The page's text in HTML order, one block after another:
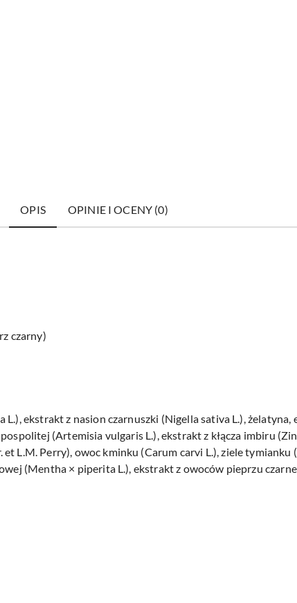
OPIS OPINIE I OCENY (0)
czarny)
ekstrakt z nasion czarnuszki (Nigella sativa L.), żelatyna,
(Artemisia vulgaris L.), ekstrakt z kłącza imbiru
L.M. Perry), owoc kminku (Carum carvi L.), ziele tymianku
(Mentha × piperita L.), ekstrakt z owoców pieprzu